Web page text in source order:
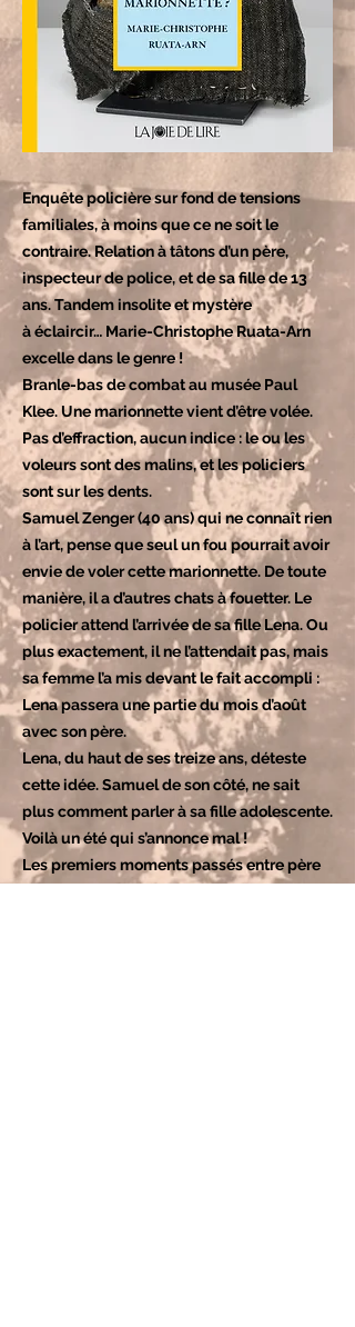
Enquête policière sur fond de tensions
familiales, à moins que ce ne soit le
contraire. Relation à tâtons d’un père,
inspecteur de police, et de sa fille de 13
ans. Tandem insolite et mystère
à éclaircir… Marie-Christophe Ruata-Arn
excelle dans le genre !
Branle-bas de combat au musée Paul
Klee. Une marionnette vient d’être volée.
Pas d’effraction, aucun indice : le ou les
voleurs sont des malins, et les policiers
sont sur les dents.
Samuel Zenger (40 ans) qui ne connaît rien
à l’art, pense que seul un fou pourrait avoir
envie de voler cette marionnette. De toute
manière, il a d’autres chats à fouetter. Le
policier attend l’arrivée de sa fille Lena. Ou
plus exactement, il ne l’attendait pas, mais
sa femme l’a mis devant le fait accompli :
Lena passera une partie du mois d’août
avec son père.
Lena, du haut de ses treize ans, déteste
cette idée. Samuel de son côté, ne sait
plus comment parler à sa fille adolescente.
Voilà un été qui s’annonce mal !
Les premiers moments passés entre père